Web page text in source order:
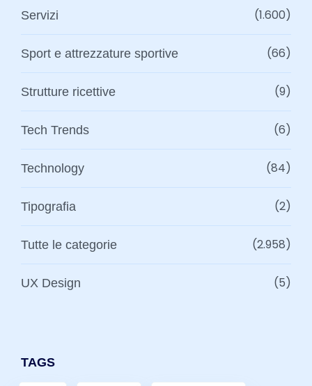
Servizi (1.600)
Sport e attrezzature sportive (66)
Strutture ricettive (9)
Tech Trends (6)
Technology (84)
Tipografia (2)
Tutte le categorie (2.958)
UX Design (5)
TAGS